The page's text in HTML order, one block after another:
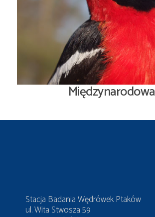
Międzynarodowa
Stacja Badania Wędrówek Ptaków
ul. Wita Stwosza 59